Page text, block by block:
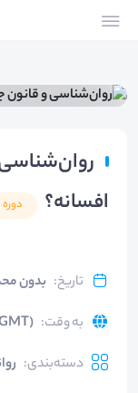
افسانه؟
دوره
تاریخ: بدون
به وقت:
دسته‌بندی: